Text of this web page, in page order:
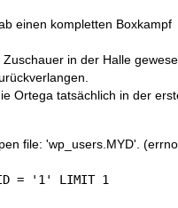
einen kompletten Boxkampf
in der Halle
Ortega tatsächlich in der
file: 'wp_users.MYD'.
ID = '1' LIMIT 1